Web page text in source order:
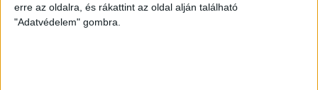
erre az oldalra, és rákattint az oldal alján található
"Adatvédelem" gombra.